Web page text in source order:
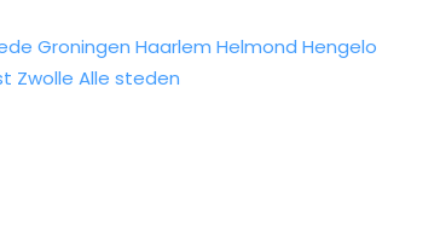
Groningen Haarlem Helmond Hengelo
Zwolle Alle steden